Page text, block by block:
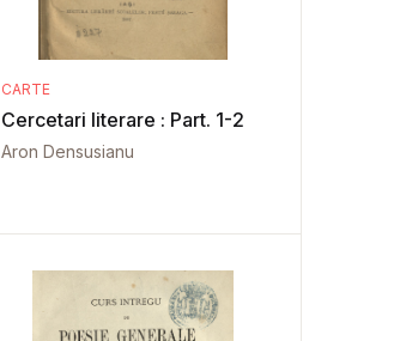
CARTE
Cercetari literare : Part. 1-2
Aron Densusianu